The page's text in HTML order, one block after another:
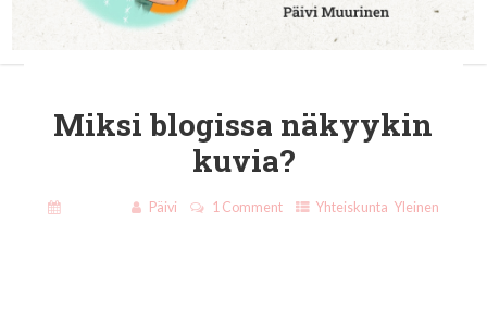
Miksi blogissa näkyykin
kuvia?
Päivi 1 Comment Yhteiskunta Yleinen